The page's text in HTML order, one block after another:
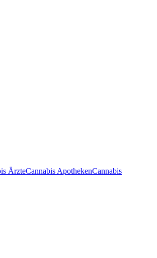
ÄrzteCannabis ApothekenCannabis